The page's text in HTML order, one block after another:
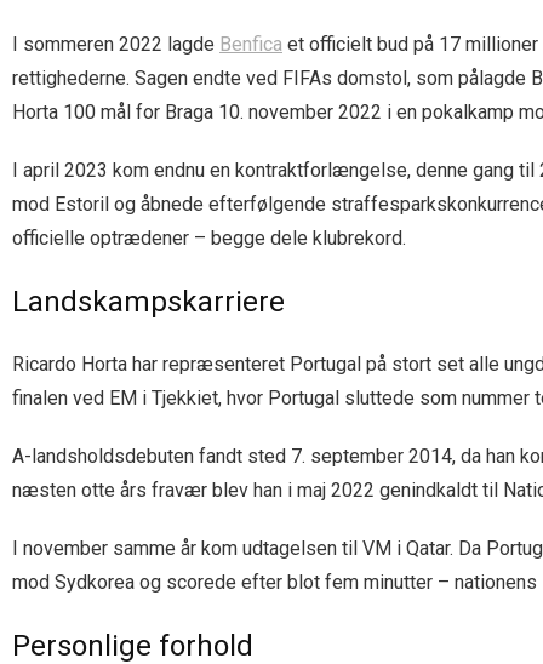
I sommeren 2022 lagde Benfica et officielt bud på 17
rettighederne. Sagen endte ved FIFAs domstol, som
Horta 100 mål for Braga 10. november 2022 i en pokalkamp
I april 2023 kom endnu en kontraktforlængelse, denne gang
mod Estoril og åbnede efterfølgende
officielle optrædener – begge dele klubrekord.
Landskampskarriere
Ricardo Horta har repræsenteret Portugal på stort set alle
finalen ved EM i Tjekkiet, hvor Portugal sluttede som nummer
A-landsholdsdebuten fandt sted 7. september 2014, da han
næsten otte års fravær blev han i maj 2022 genindkaldt til
I november samme år kom udtagelsen til VM i Qatar. Da
mod Sydkorea og scorede efter blot fem minutter –
Personlige forhold